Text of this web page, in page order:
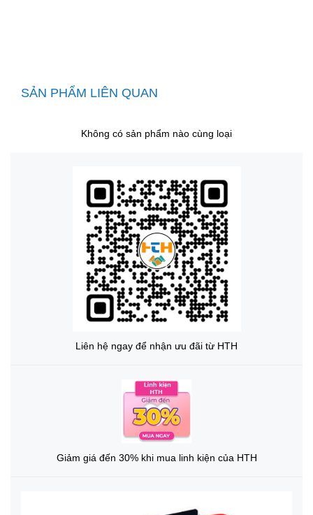
SẢN PHẨM LIÊN QUAN
Không có sản phẩm nào cùng loại
Liên hệ ngay để nhận ưu đãi từ HTH
Giảm giá đến 30% khi mua linh kiện của HTH